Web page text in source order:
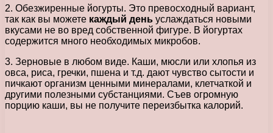
2. Обезжиренные йогурты. Это превосходный вариант,
так как вы можете каждый день услаждаться новыми
вкусами не во вред собственной фигуре. В йогуртах
содержится много необходимых микробов.
3. Зерновые в любом виде. Каши, мюсли или хлопья из
овса, риса, гречки, пшена и т.д. дают чувство сытости и
пичкают организм ценными минералами, клетчаткой и
другими полезными субстанциями. Съев огромную
порцию каши, вы не получите переизбытка калорий.